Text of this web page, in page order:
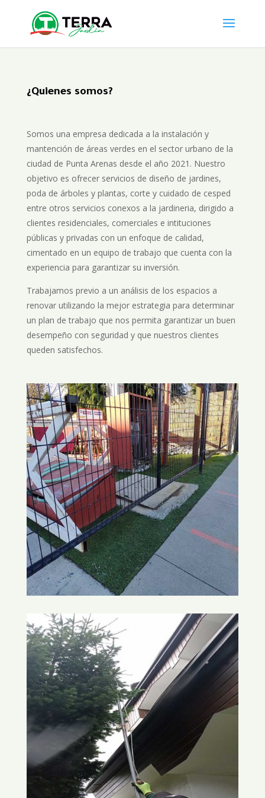
¿Quienes somos?
Somos una empresa dedicada a la instalación y
mantención de áreas verdes en el sector urbano de la
ciudad de Punta Arenas desde el año 2021. Nuestro
objetivo es ofrecer servicios de diseño de jardines,
poda de árboles y plantas, corte y cuidado de cesped
entre otros servicios conexos a la jardineria, dirigido a
clientes residenciales, comerciales e intituciones
públicas y privadas con un enfoque de calidad,
cimentado en un equipo de trabajo que cuenta con la
experiencia para garantizar su inversión.
Trabajamos previo a un análisis de los espacios a
renovar utilizando la mejor estrategia para determinar
un plan de trabajo que nos permita garantizar un buen
desempeño con seguridad y que nuestros clientes
queden satisfechos.